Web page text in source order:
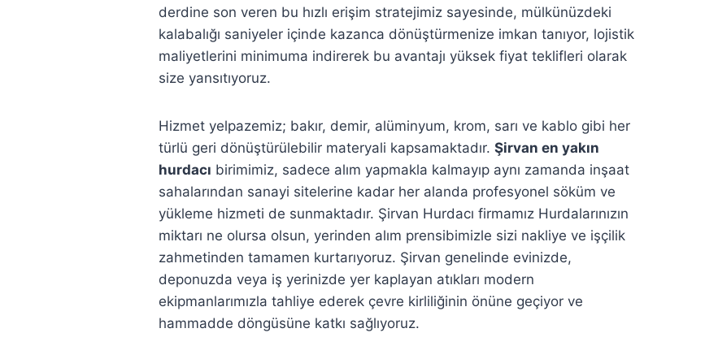
derdine son veren bu hızlı erişim stratejimiz sayesinde, mülkünüzdeki
kalabalığı saniyeler içinde kazanca dönüştürmenize imkan tanıyor, lojistik
maliyetlerini minimuma indirerek bu avantajı yüksek fiyat teklifleri olarak
size yansıtıyoruz.
Hizmet yelpazemiz; bakır, demir, alüminyum, krom, sarı ve kablo gibi her
türlü geri dönüştürülebilir materyali kapsamaktadır. Şirvan en yakın
hurdacı birimimiz, sadece alım yapmakla kalmayıp aynı zamanda inşaat
sahalarından sanayi sitelerine kadar her alanda profesyonel söküm ve
yükleme hizmeti de sunmaktadır. Şirvan Hurdacı firmamız Hurdalarınızın
miktarı ne olursa olsun, yerinden alım prensibimizle sizi nakliye ve işçilik
zahmetinden tamamen kurtarıyoruz. Şirvan genelinde evinizde,
deponuzda veya iş yerinizde yer kaplayan atıkları modern
ekipmanlarımızla tahliye ederek çevre kirliliğinin önüne geçiyor ve
hammadde döngüsüne katkı sağlıyoruz.